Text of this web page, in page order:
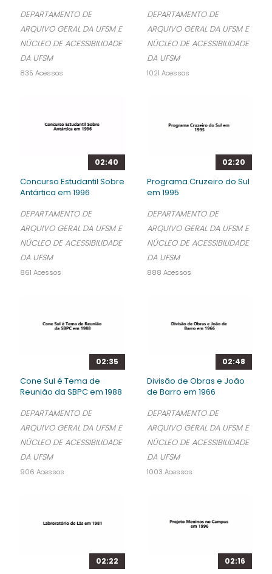
DEPARTAMENTO DE
ARQUIVO GERAL DA UFSM E
NÚCLEO DE ACESSIBILIDADE
DA UFSM
835 Acessos
DEPARTAMENTO DE
ARQUIVO GERAL DA UFSM E
NÚCLEO DE ACESSIBILIDADE
DA UFSM
1021 Acessos
02:40
Concurso Estudantil Sobre
Antártica em 1996
DEPARTAMENTO DE
ARQUIVO GERAL DA UFSM E
NÚCLEO DE ACESSIBILIDADE
DA UFSM
861 Acessos
02:20
Programa Cruzeiro do Sul
em 1995
DEPARTAMENTO DE
ARQUIVO GERAL DA UFSM E
NÚCLEO DE ACESSIBILIDADE
DA UFSM
888 Acessos
02:35
Cone Sul é Tema de
Reunião da SBPC em 1988
DEPARTAMENTO DE
ARQUIVO GERAL DA UFSM E
NÚCLEO DE ACESSIBILIDADE
DA UFSM
906 Acessos
02:48
Divisão de Obras e João
de Barro em 1966
DEPARTAMENTO DE
ARQUIVO GERAL DA UFSM E
NÚCLEO DE ACESSIBILIDADE
DA UFSM
1003 Acessos
02:22 02:16